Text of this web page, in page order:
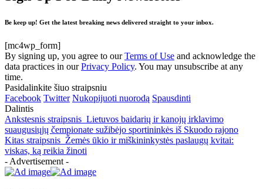
Be keep up! Get the latest breaking news delivered straight to your inbox.
[mc4wp_form]
By signing up, you agree to ourTerms of Use and acknowledge the
data practices in ourPrivacy Policy. You may unsubscribe at any
time.
Pasidalinkite šiuo straipsniu
Facebook Twitter Nukopijuoti nuorodą Spausdinti
Dalintis
Ankstesnis straipsnis Lietuvos baidarių ir kanojų irklavimo
suaugusiųjų čempionate sužibėjo sportininkės iš Skuodo rajono
Kitas straipsnis Žemės ūkio ir miškininkystės paslaugų kvitai:
viskas, ką reikia žinoti
- Advertisement -